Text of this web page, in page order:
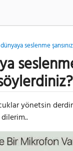
seslenme
yönetsin